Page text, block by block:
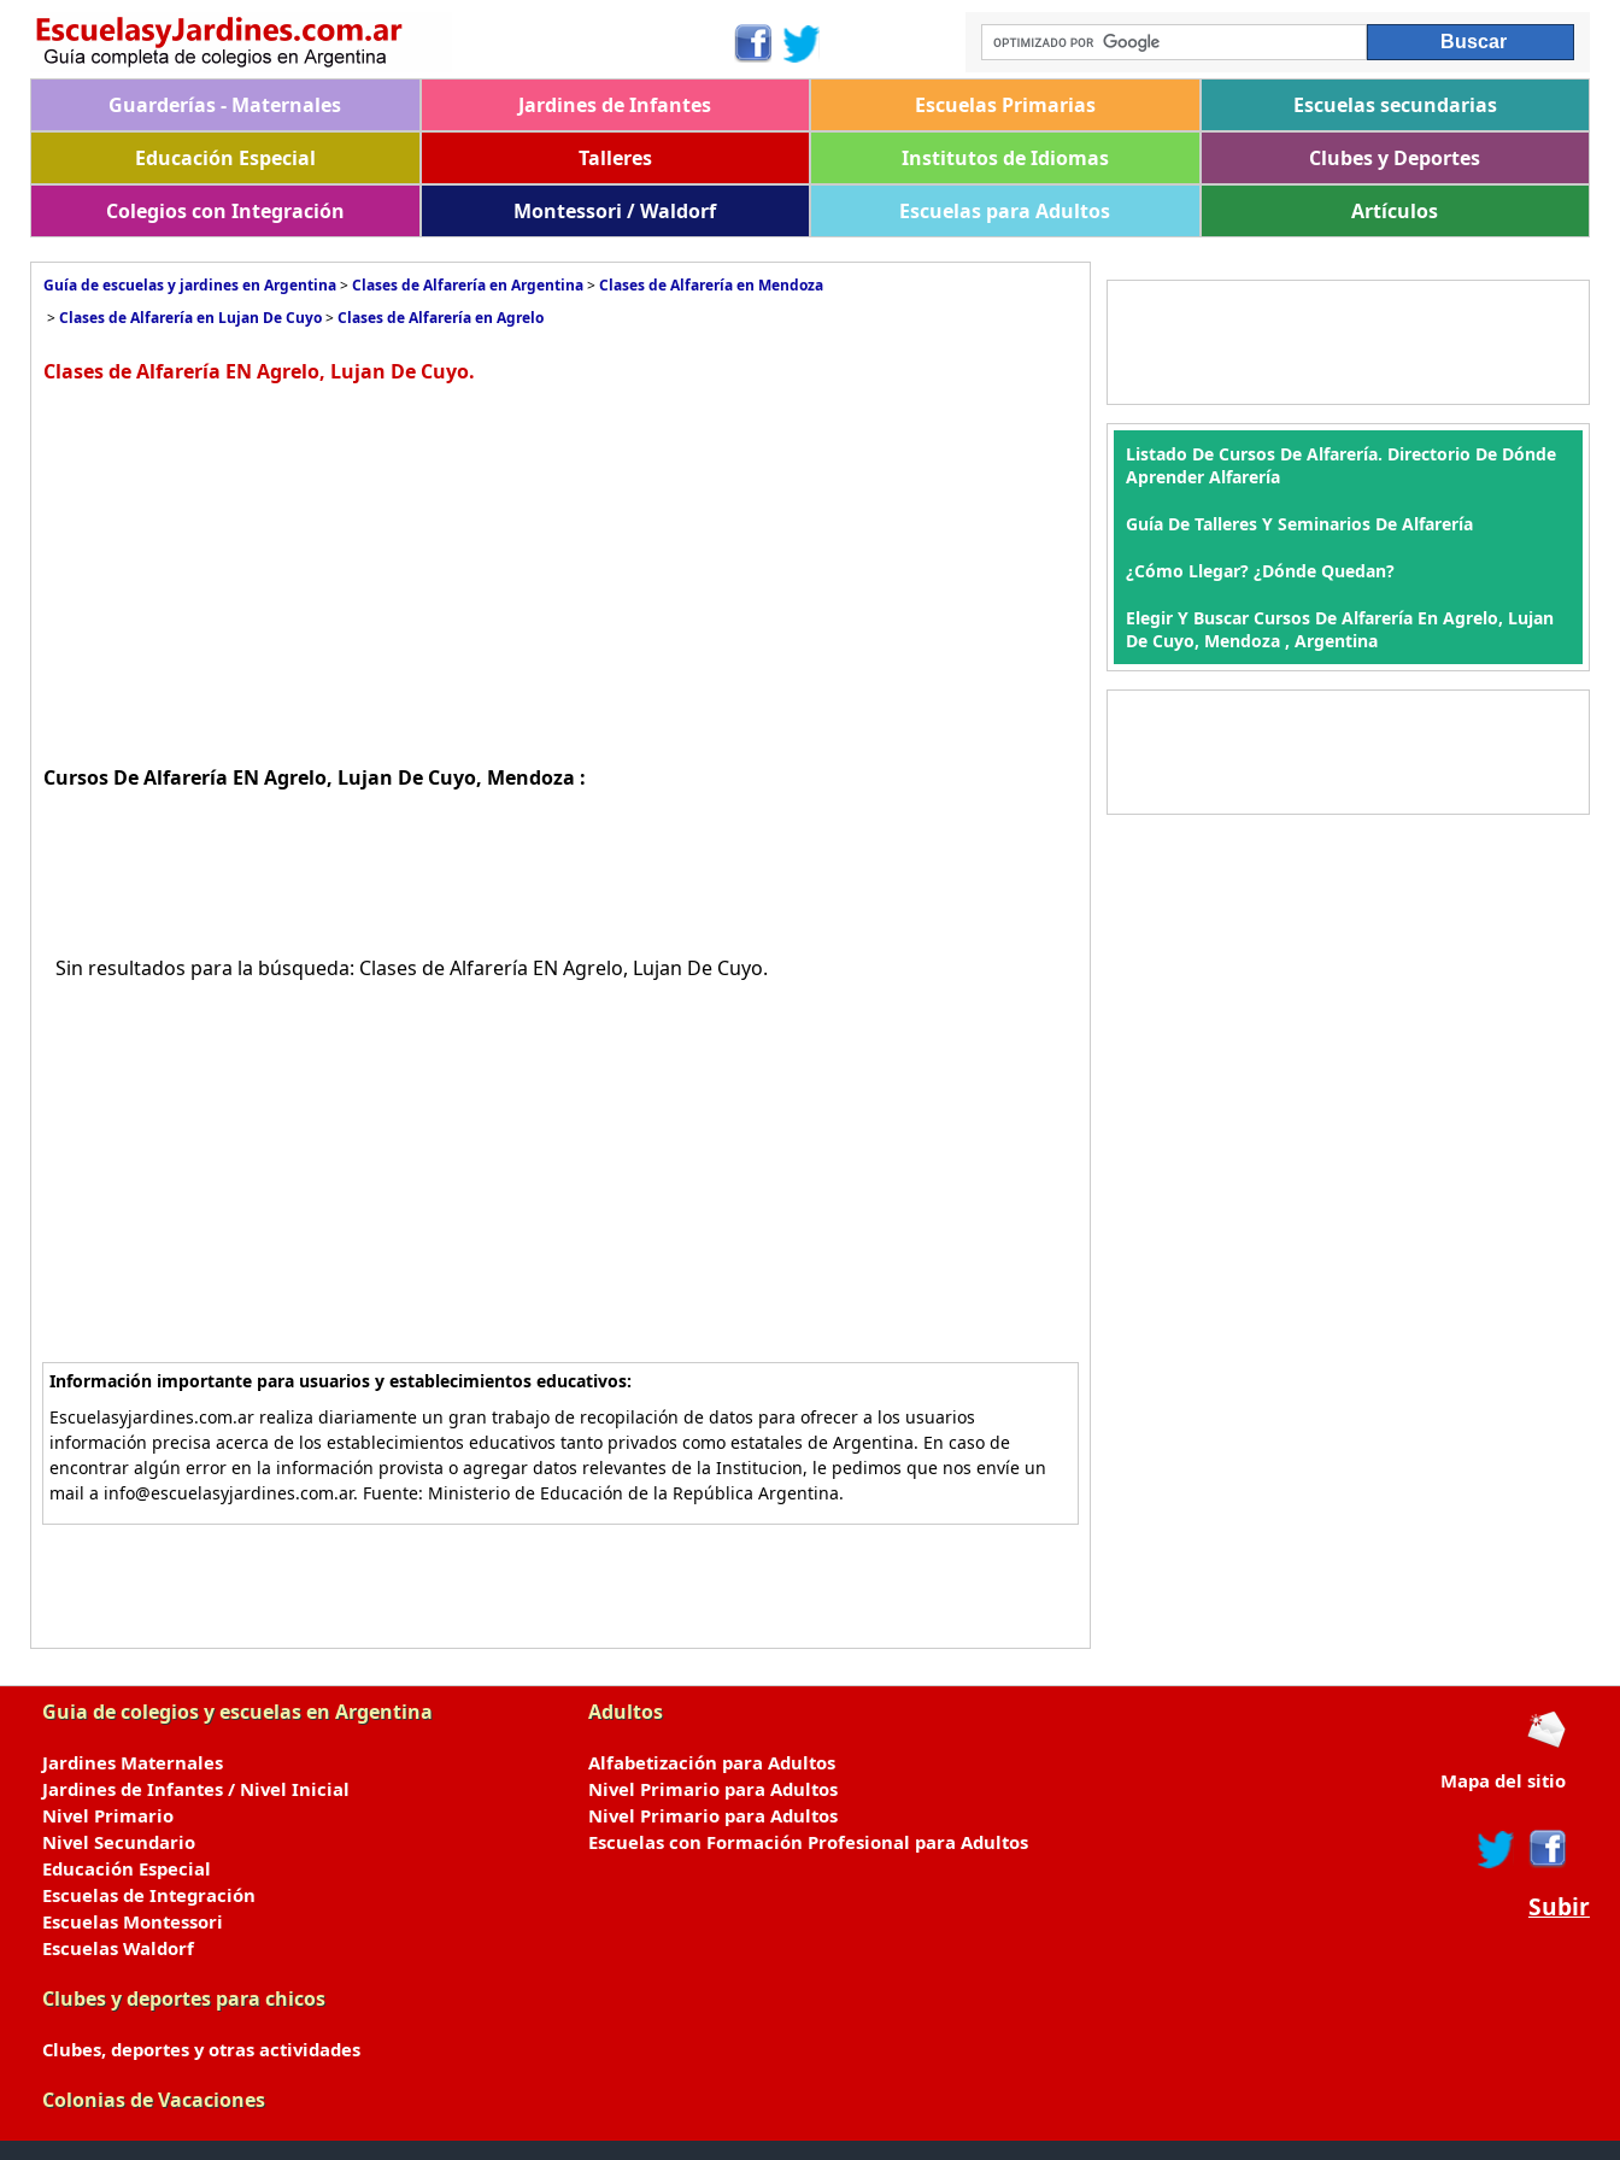
Guarderías - Maternales Jardines de Infantes Escuelas Primarias
Escuelas secundarias
Educación Especial
Talleres Institutos de Idiomas
Clubes y Deportes
Colegios con Integración
Montessori / Waldorf Escuelas para Adultos Artículos
Guía de escuelas y jardines en Argentina>Clases de Alfarería en Argentina>Clases de Alfarería en Mendoza
>Clases de Alfarería en Lujan De Cuyo>Clases de Alfarería en Agrelo
Clases de Alfarería EN Agrelo, Lujan De Cuyo.
Cursos De Alfarería EN Agrelo, Lujan De Cuyo, Mendoza :
Sin resultados para la búsqueda: Clases de Alfarería EN Agrelo, Lujan De Cuyo.
Información importante para usuarios y establecimientos educativos:
Escuelasyjardines.com.ar realiza diariamente un gran trabajo de recopilación de datos para ofrecer a los usuarios
información precisa acerca de los establecimientos educativos tanto privados como estatales de Argentina. En caso de
encontrar algún error en la información provista o agregar datos relevantes de la Institucion, le pedimos que nos envíe un
mail a info@escuelasyjardines.com.ar. Fuente: Ministerio de Educación de la República Argentina.
Listado De Cursos De Alfarería. Directorio De Dónde
Aprender Alfarería
Guía De Talleres Y Seminarios De Alfarería
¿Cómo Llegar? ¿Dónde Quedan?
Elegir Y Buscar Cursos De Alfarería En Agrelo, Lujan
De Cuyo, Mendoza , Argentina
Guia de colegios y escuelas en Argentina
Jardines Maternales
Jardines de Infantes / Nivel Inicial
Nivel Primario
Nivel Secundario
Educación Especial
Escuelas de Integración
Escuelas Montessori
Escuelas Waldorf
Clubes y deportes para chicos
Clubes, deportes y otras actividades
Colonias de Vacaciones
Adultos
Alfabetización para Adultos
Nivel Primario para Adultos
Nivel Primario para Adultos
Escuelas con Formación Profesional para Adultos
Mapa del sitio
Subir